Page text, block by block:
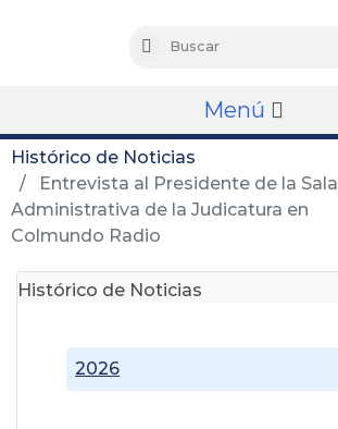
Buscar
Menú
Histórico de Noticias
Entrevista al Presidente de la Sala
Administrativa de la Judicatura en
Colmundo Radio
Histórico de Noticias
2026